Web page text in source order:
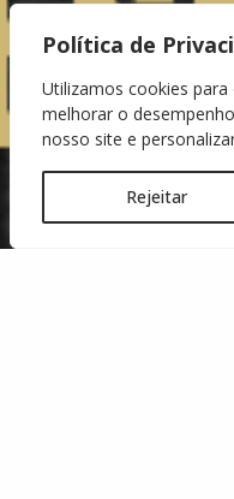
Política de
Utilizamos cookies
melhorar o
nosso site e
Rejeitar